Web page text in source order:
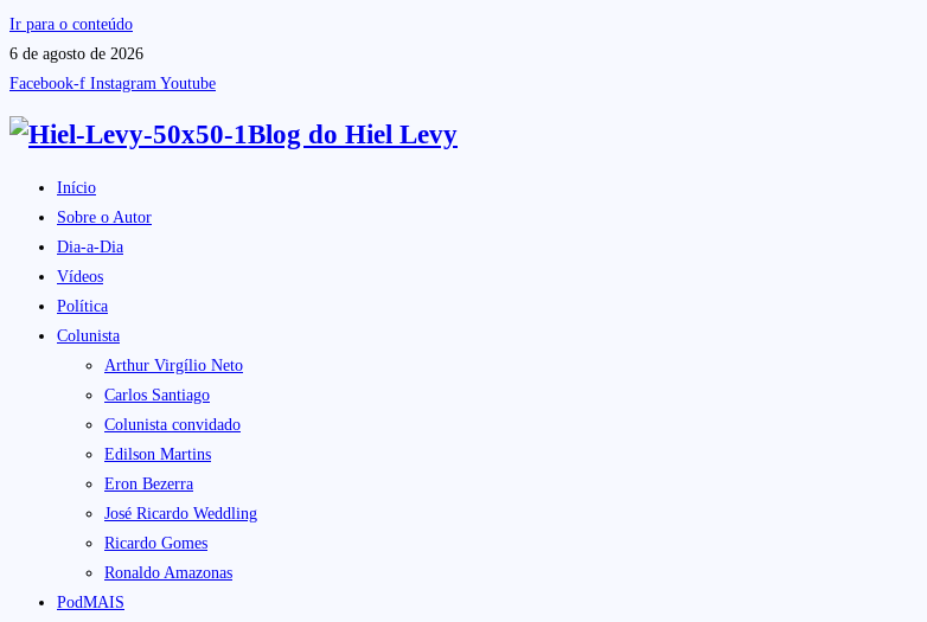
Ir para o conteúdo
6 de agosto de 2026
Facebook-f Instagram Youtube
Blog do Hiel Levy
Início
Sobre o Autor
Dia-a-Dia
Vídeos
Política
Colunista
Arthur Virgílio Neto
Carlos Santiago
Colunista convidado
Edilson Martins
Eron Bezerra
José Ricardo Weddling
Ricardo Gomes
Ronaldo Amazonas
PodMAIS